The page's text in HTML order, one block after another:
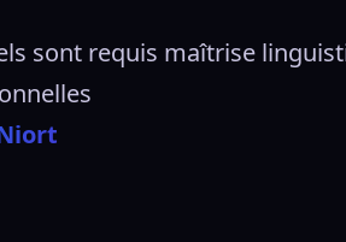
sont requis maîtrise